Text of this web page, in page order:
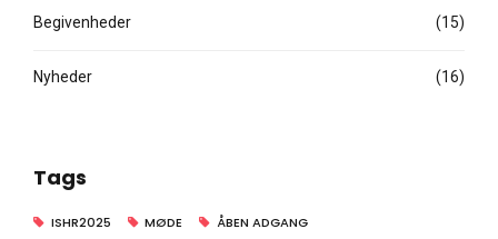
Begivenheder (15)
Nyheder (16)
Tags
ISHR2025 MØDE
ÅBEN ADGANG